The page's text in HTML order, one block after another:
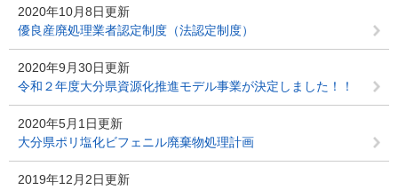
2020年10月8日更新
優良産廃処理業者認定制度（法認定制度）
2020年9月30日更新
令和２年度大分県資源化推進モデル事業が決定しました！！
2020年5月1日更新
大分県ポリ塩化ビフェニル廃棄物処理計画
2019年12月2日更新